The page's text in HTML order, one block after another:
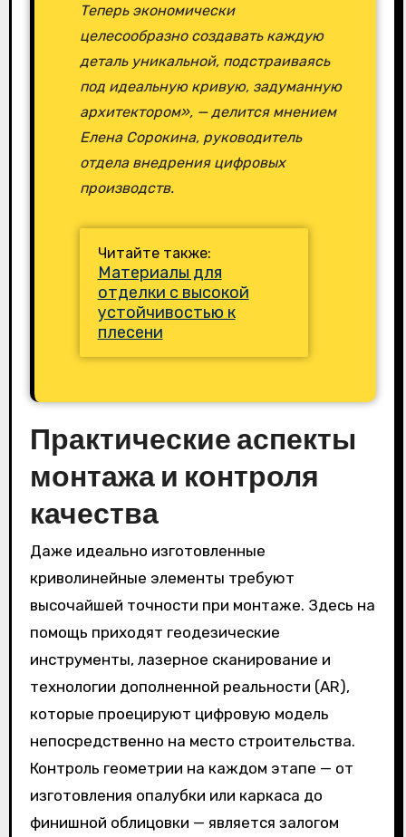
Теперь экономически
целесообразно создавать каждую
деталь уникальной, подстраиваясь
под идеальную кривую, задуманную
архитектором», — делится мнением
Елена Сорокина, руководитель
отдела внедрения цифровых
производств.
Читайте также:
Материалы для
отделки с высокой
устойчивостью к
плесени
Практические аспекты
монтажа и контроля
качества
Даже идеально изготовленные
криволинейные элементы требуют
высочайшей точности при монтаже. Здесь на
помощь приходят геодезические
инструменты, лазерное сканирование и
технологии дополненной реальности (AR),
которые проецируют цифровую модель
непосредственно на место строительства.
Контроль геометрии на каждом этапе — от
изготовления опалубки или каркаса до
финишной облицовки — является залогом